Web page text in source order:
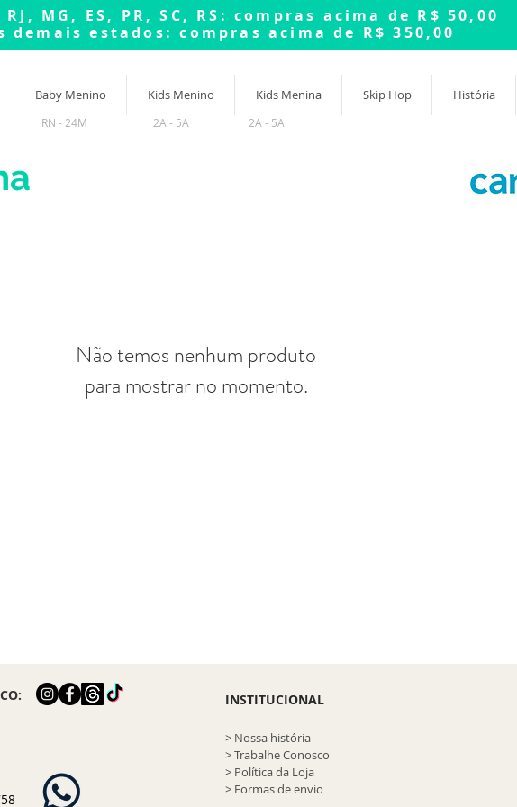
MG, ES, PR, SC, RS: compras acima de R$ 50,00
demais estados: compras acima de R$ 350,00
Baby Menino Kids Menino Kids Menina Skip Hop História
RN - 24M 2A - 5A 2A - 5A
Não temos nenhum produto
para mostrar no momento.
INSTITUCIONAL
> Nossa história
> Trabalhe Conosco
> Política da Loja
> Formas de envio